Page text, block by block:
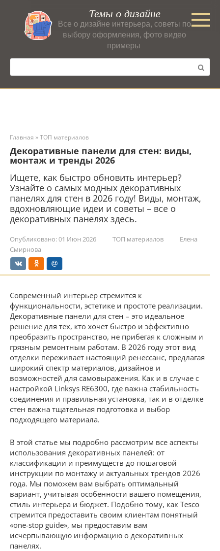
контенту
Темы о дизайне
Все о дизайне интерьера, советы по
выбору оформления, фото видео
примеры
Поиск:
Главная »ТОП материалов
Декоративные панели для стен: виды,
монтаж и тренды 2026
Ищете, как быстро обновить интерьер?
Узнайте о самых модных декоративных
панелях для стен в 2026 году! Виды, монтаж,
вдохновляющие идеи и советы – все о
декоративных панелях здесь.
Опубликовано:01 Июн 2026 ТОП материалов
Елена
Смирнова
Современный интерьер стремится к
функциональности, эстетике и простоте реализации.
Декоративные панели для стен – это идеальное
решение для тех, кто хочет быстро и эффективно
преобразить пространство, не прибегая к сложным и
грязным ремонтным работам. В 2026 году этот вид
отделки переживает настоящий ренессанс, предлагая
широкий спектр материалов, дизайнов и
возможностей для самовыражения. Как и в случае с
настройкой Linksys RE6300, где важна стабильность
соединения и правильная установка, так и в отделке
стен важна тщательная подготовка и выбор
подходящего материала.
В этой статье мы подробно рассмотрим все аспекты
использования декоративных панелей: от
классификации и преимуществ до пошаговой
инструкции по монтажу и актуальных трендов 2026
года. Мы поможем вам выбрать оптимальный
вариант, учитывая особенности вашего помещения,
стиль интерьера и бюджет. Подобно тому, как Tesco
стремится предоставить своим клиентам понятный
«one-stop guide», мы предоставим вам
исчерпывающую информацию о декоративных
панелях.